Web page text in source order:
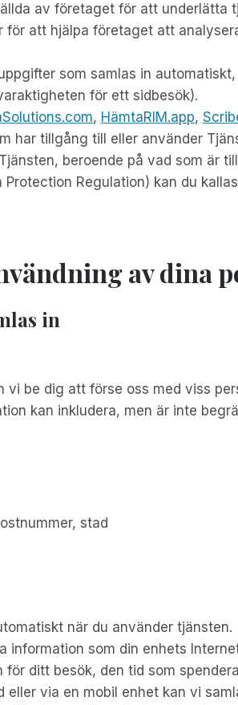
av företaget för att
för att hjälpa företaget att
som samlas in
för ett sidbesök).
, HämtaRIM.app,
har tillgång till eller använder
beroende på vad som är
Protection Regulation) kan du
av dina
in
vi be dig att förse oss med viss
kan inkludera, men är inte
stad
när du använder tjänsten.
information som din enhets
för ditt besök, den tid som
eller via en mobil enhet kan vi